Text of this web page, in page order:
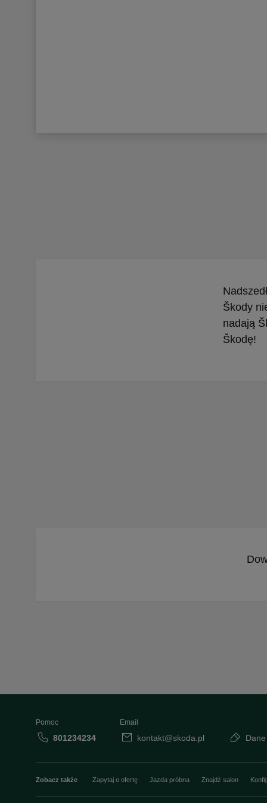
Škody
nadają
Škodę!
Pomoc
801234234
Email
kontakt@skoda.pl
Zobacz także Zapytaj o ofertę Jazda próbna Znajdź salon